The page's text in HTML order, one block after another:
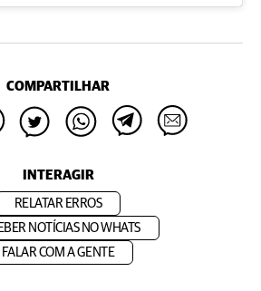
COMPARTILHAR
INTERAGIR
RELATAR ERROS
NOTÍCIAS NO WHATS
FALAR COM A GENTE